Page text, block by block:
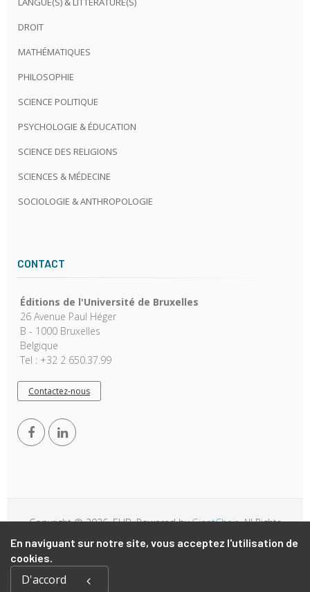
En naviguant sur notre site, vous acceptez l'utilisation de
cookies.
D'accord
DROIT
MATHÉMATIQUES
PHILOSOPHIE
SCIENCE POLITIQUE
PSYCHOLOGIE & ÉDUCATION
SCIENCE DES RELIGIONS
SCIENCES & MÉDECINE
SOCIOLOGIE & ANTHROPOLOGIE
CONTACT
Éditions de l'Université de Bruxelles
26 Avenue Paul Héger
B - 1000 Bruxelles
Belgique
Tel : +32 2 650.37.99
Contactez-nous
Copyright © 2026, EUB. Powered byGiantChair. All Rights